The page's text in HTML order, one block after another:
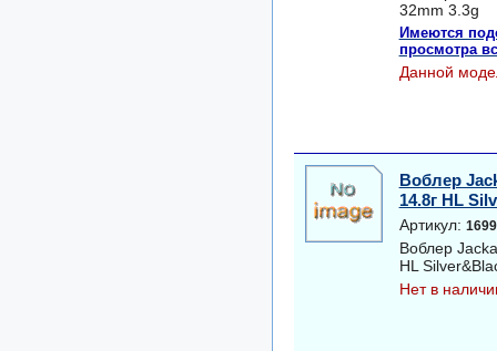
32mm 3.3g
Имеются
просмотра
Данной
Воблер
14.8г HL
Артикул:
Воблер
HL
Нет в